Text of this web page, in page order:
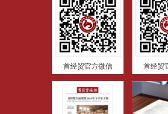
首经贸官方微信 首经贸